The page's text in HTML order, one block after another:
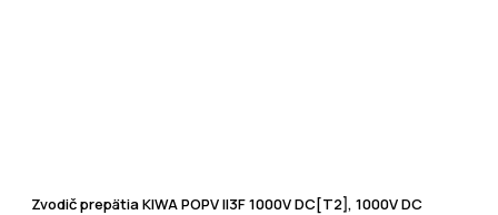
Zvodič prepätia KIWA POPV II3F 1000V DC[T2], 1000V DC